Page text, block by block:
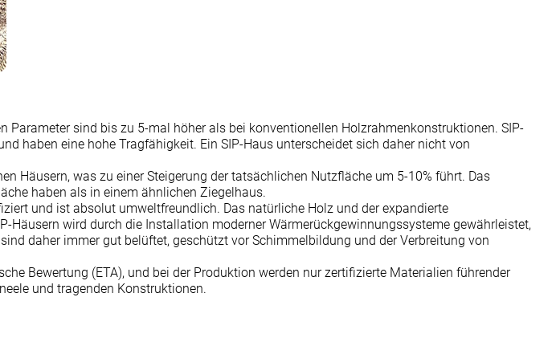
Parameter sind bis zu 5-mal höher als bei konventionellen Holzrahmenkonstruktionen. SIP-
haben eine hohe Tragfähigkeit. Ein SIP-Haus unterscheidet sich daher nicht von
Häusern, was zu einer Steigerung der tatsächlichen Nutzfläche um 5-10% führt. Das
haben als in einem ähnlichen Ziegelhaus.
und ist absolut umweltfreundlich. Das natürliche Holz und der expandierte
wird durch die Installation moderner Wärmerückgewinnungssysteme gewährleistet,
daher immer gut belüftet, geschützt vor Schimmelbildung und der Verbreitung von
Bewertung (ETA), und bei der Produktion werden nur zertifizierte Materialien führender
und tragenden Konstruktionen.